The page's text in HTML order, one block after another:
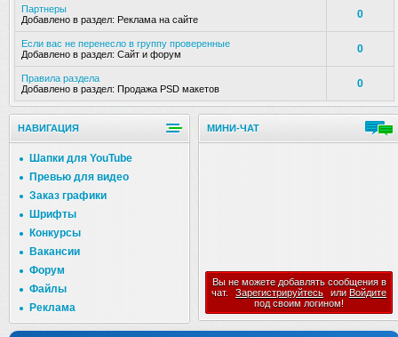
Партнеры
Добавлено в раздел: Реклама на сайте 0
Если вас не перенесло в группу проверенные
Добавлено в раздел: Сайт и форум 0
Правила раздела
Добавлено в раздел: Продажа PSD макетов 0
НАВИГАЦИЯ
Шапки для YouTube
Превью для видео
Заказ графики
Шрифты
Конкурсы
Вакансии
Форум
Файлы
Реклама
МИНИ-ЧАТ
Вы не можете добавлять сообщения в
чат.
Зарегистрируйтесь или Войдите
под своим логином!